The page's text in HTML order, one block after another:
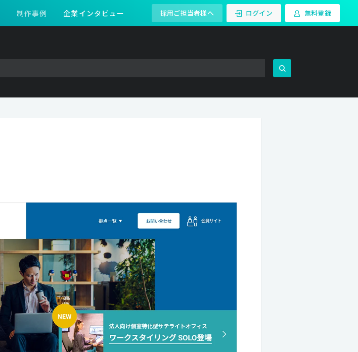
制作事例 企業インタビュー 採用ご担当者様へ ログイン 無料登録